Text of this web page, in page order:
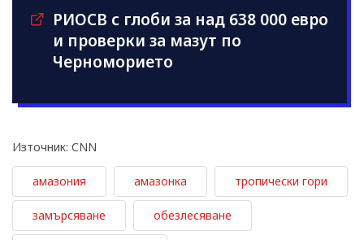
РИОСВ с глоби за над 638 000 евро
и проверки за мазут по
Черноморието
Източник: CNN
амазония амазонка тропически гори
замърсяване обезлесяване